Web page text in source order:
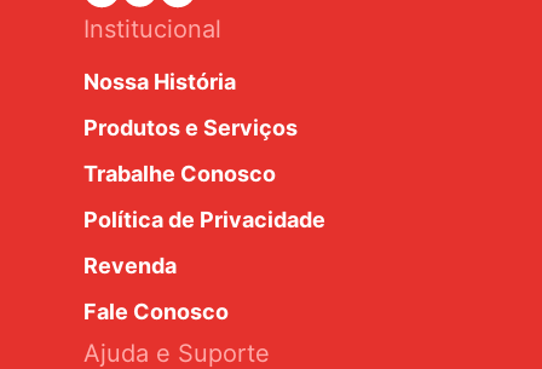
Institucional
Nossa História
Produtos e Serviços
Trabalhe Conosco
Política de Privacidade
Revenda
Fale Conosco
Ajuda e Suporte